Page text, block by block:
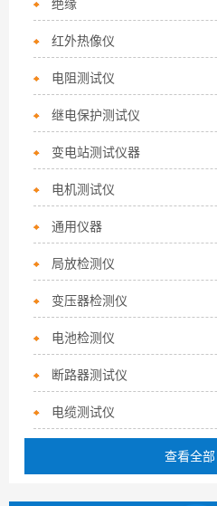
绝缘
红外热像仪
电阻测试仪
继电保护测试仪
变电站测试仪器
电机测试仪
通用仪器
局放检测仪
变压器检测仪
电池检测仪
断路器测试仪
电缆测试仪
查看全